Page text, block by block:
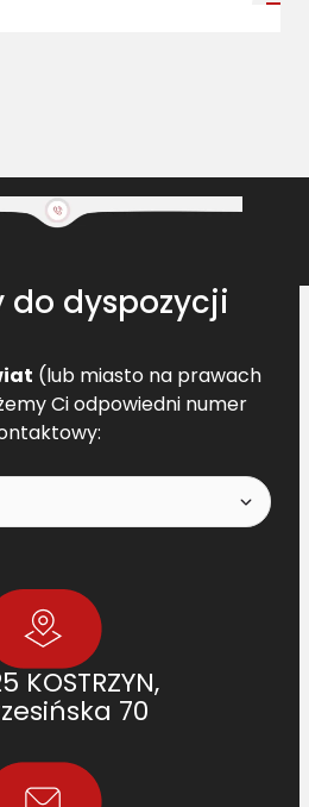
do dyspozycji
(lub miasto na prawach
Ci odpowiedni numer
KOSTRZYN,
70